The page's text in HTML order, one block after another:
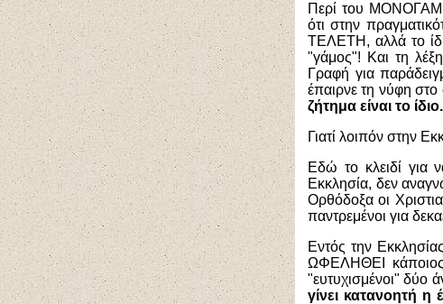
Περί του
ότι στην
ΤΕΛΕΤΗ, αλλά το
"γάμος"! Και τη
Γραφή για
έπαιρνε τη νύφη στο
ζήτημα είναι το
Γιατί λοιπόν στην
Εδώ το κλειδί για
Εκκλησία, δεν
Ορθόδοξα οι
παντρεμένοι για
Εντός την
ΩΦΕΛΗΘΕΙ κάποιος
"ευτυχισμένοι" δύο
γίνει κατανοητή